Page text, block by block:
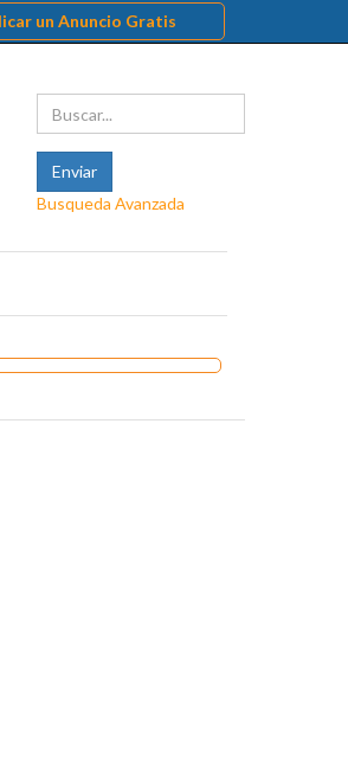
un Anuncio Gratis
Busqueda Avanzada